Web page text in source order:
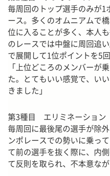
毎周回のトップ選手のみが
ース。多くのオムニアムで
位に入ることが多く、本人
のレースでは中盤に周回追
で展開して1位ポイントを5
「上位どころのメンバーが
た。とてもいい感覚で、い
きました」
第3種目 エリミネーション
毎周回に最後尾の選手が除
ンポレースでの勢いに乗っ
て前の選手を抜く際に、内
て反則を取られ、不本意なが